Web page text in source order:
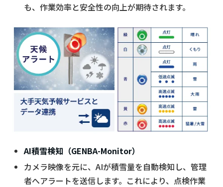
も、作業効率と安全性の向上が期待されます。
AI積雪検知（GENBA-Monitor）
カメラ映像を元に、AIが積雪量を自動検知し、管理
者へアラートを送信します。これにより、点検作業